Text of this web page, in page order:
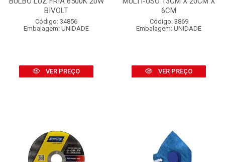
BIVOLT
Código: 34856
Embalagem: UNIDADE
VER PREÇO
6CM
Código: 3869
Embalagem: UNIDADE
VER PREÇO